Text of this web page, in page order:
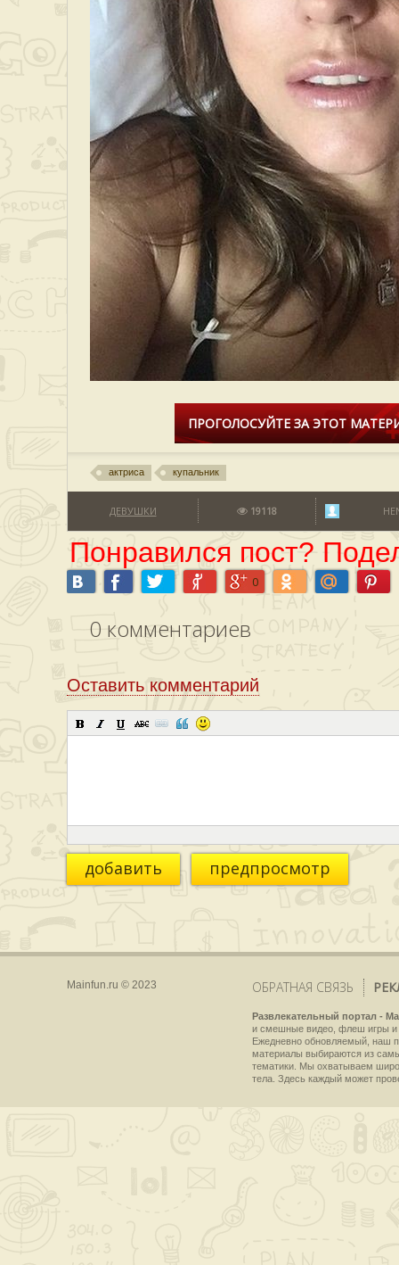
ПРОГОЛОСУЙТЕ ЗА ЭТОТ
актриса купальник
ДЕВУШКИ 19118
Понравился пост?
0
0 комментариев
Оставить комментарий
добавить предпросмотр
Mainfun.ru © 2023 ОБРАТНАЯ СВЯЗЬ
Развлекательный портал -
и смешные видео, флеш игры и
Ежедневно обновляемый, наш
материалы выбираются из
тематики. Мы охватываем
тела. Здесь каждый может